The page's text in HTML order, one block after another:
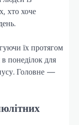
хто хоче
їх протягом
понеділок для
Головне —